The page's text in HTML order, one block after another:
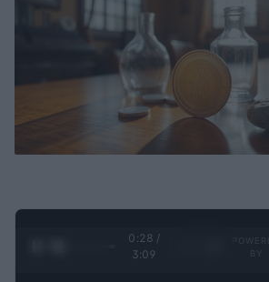
0:30 /
3:09